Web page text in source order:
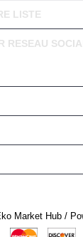
LISTE
RESEAU
Market Hub /